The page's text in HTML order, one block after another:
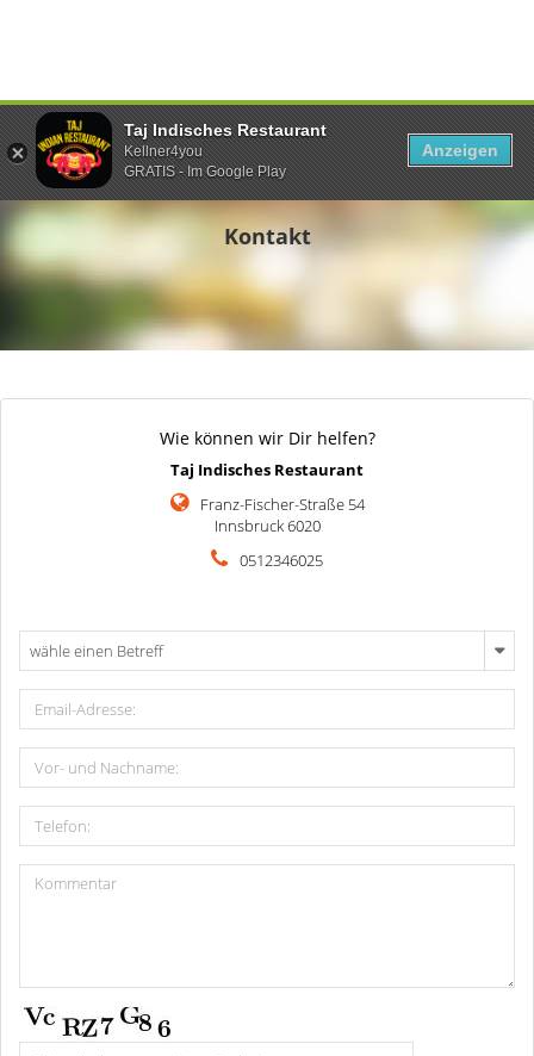
Kontakt
Wie können wir Dir helfen?
Taj Indisches Restaurant
Franz-Fischer-Straße 54
Innsbruck 6020
0512346025
wähle einen Betreff
Taj Indisches Restaurant
Kellner4you
GRATIS - Im Google Play
Anzeigen